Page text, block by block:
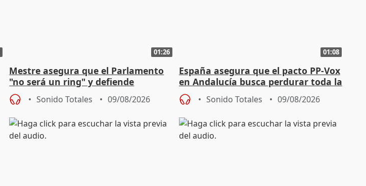
01:26
Mestre asegura que el Parlamento
"no será un ring" y defiende
"estabilidad" del pacto con Vox
Sonido Totales 09/08/2026
01:08
España asegura que el pacto PP-Vox
en Andalucía busca perdurar toda la
legislatura
Sonido Totales 09/08/2026